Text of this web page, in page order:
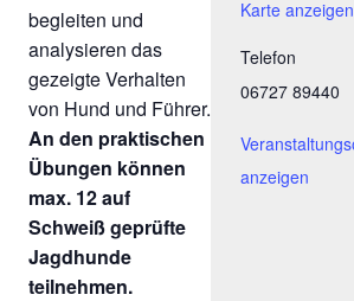
begleiten und
analysieren das
gezeigte Verhalten
von Hund und Führer.
An den praktischen
Übungen können
max. 12 auf
Schweiß geprüfte
Jagdhunde
teilnehmen.
Karte anzeigen
Telefon
06727 89440
anzeigen